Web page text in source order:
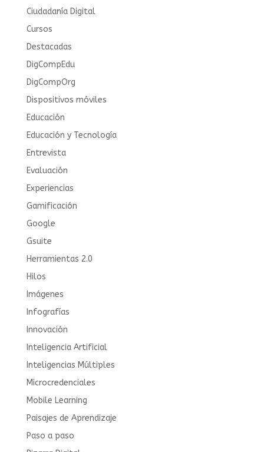
Ciudadanía Digital
Cursos
Destacadas
DigCompEdu
DigCompOrg
Dispositivos móviles
Educación
Educación y Tecnología
Entrevista
Evaluación
Experiencias
Gamificación
Google
Gsuite
Herramientas 2.0
Hilos
Imágenes
Infografías
Innovación
Inteligencia Artificial
Inteligencias Múltiples
Microcredenciales
Mobile Learning
Paisajes de Aprendizaje
Paso a paso